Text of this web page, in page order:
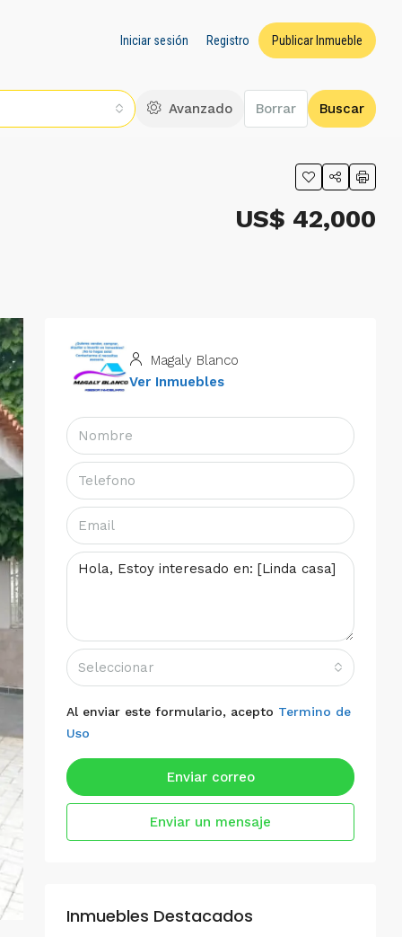
Iniciar sesión Registro Publicar Inmueble
Avanzado Borrar Buscar
US$ 42,000
Magaly Blanco
Ver Inmuebles
Seleccionar
Al enviar este formulario, acepto Termino de
Uso
Enviar correo
Enviar un mensaje
Inmuebles Destacados